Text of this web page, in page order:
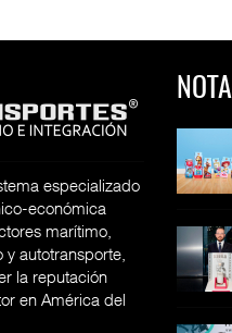
especializado
económica
marítimo,
autotransporte,
la reputación
en América del
Yomi® y Toy Story
tequilera presenta
JUL 2026
GR Yaris Aero
GO! y MG Cyber
Los
21 JUL 2026